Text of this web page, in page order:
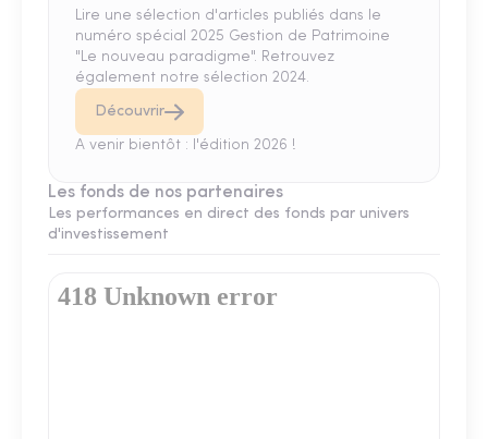
Lire une sélection d'articles publiés dans le
numéro spécial 2025 Gestion de Patrimoine
"Le nouveau paradigme". Retrouvez
également notre sélection 2024.
Découvrir
A venir bientôt : l'édition 2026 !
Les fonds de nos partenaires
Les performances en direct des fonds par univers
d'investissement